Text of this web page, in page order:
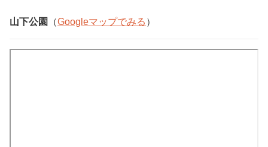
山下公園 （Googleマップでみる ）